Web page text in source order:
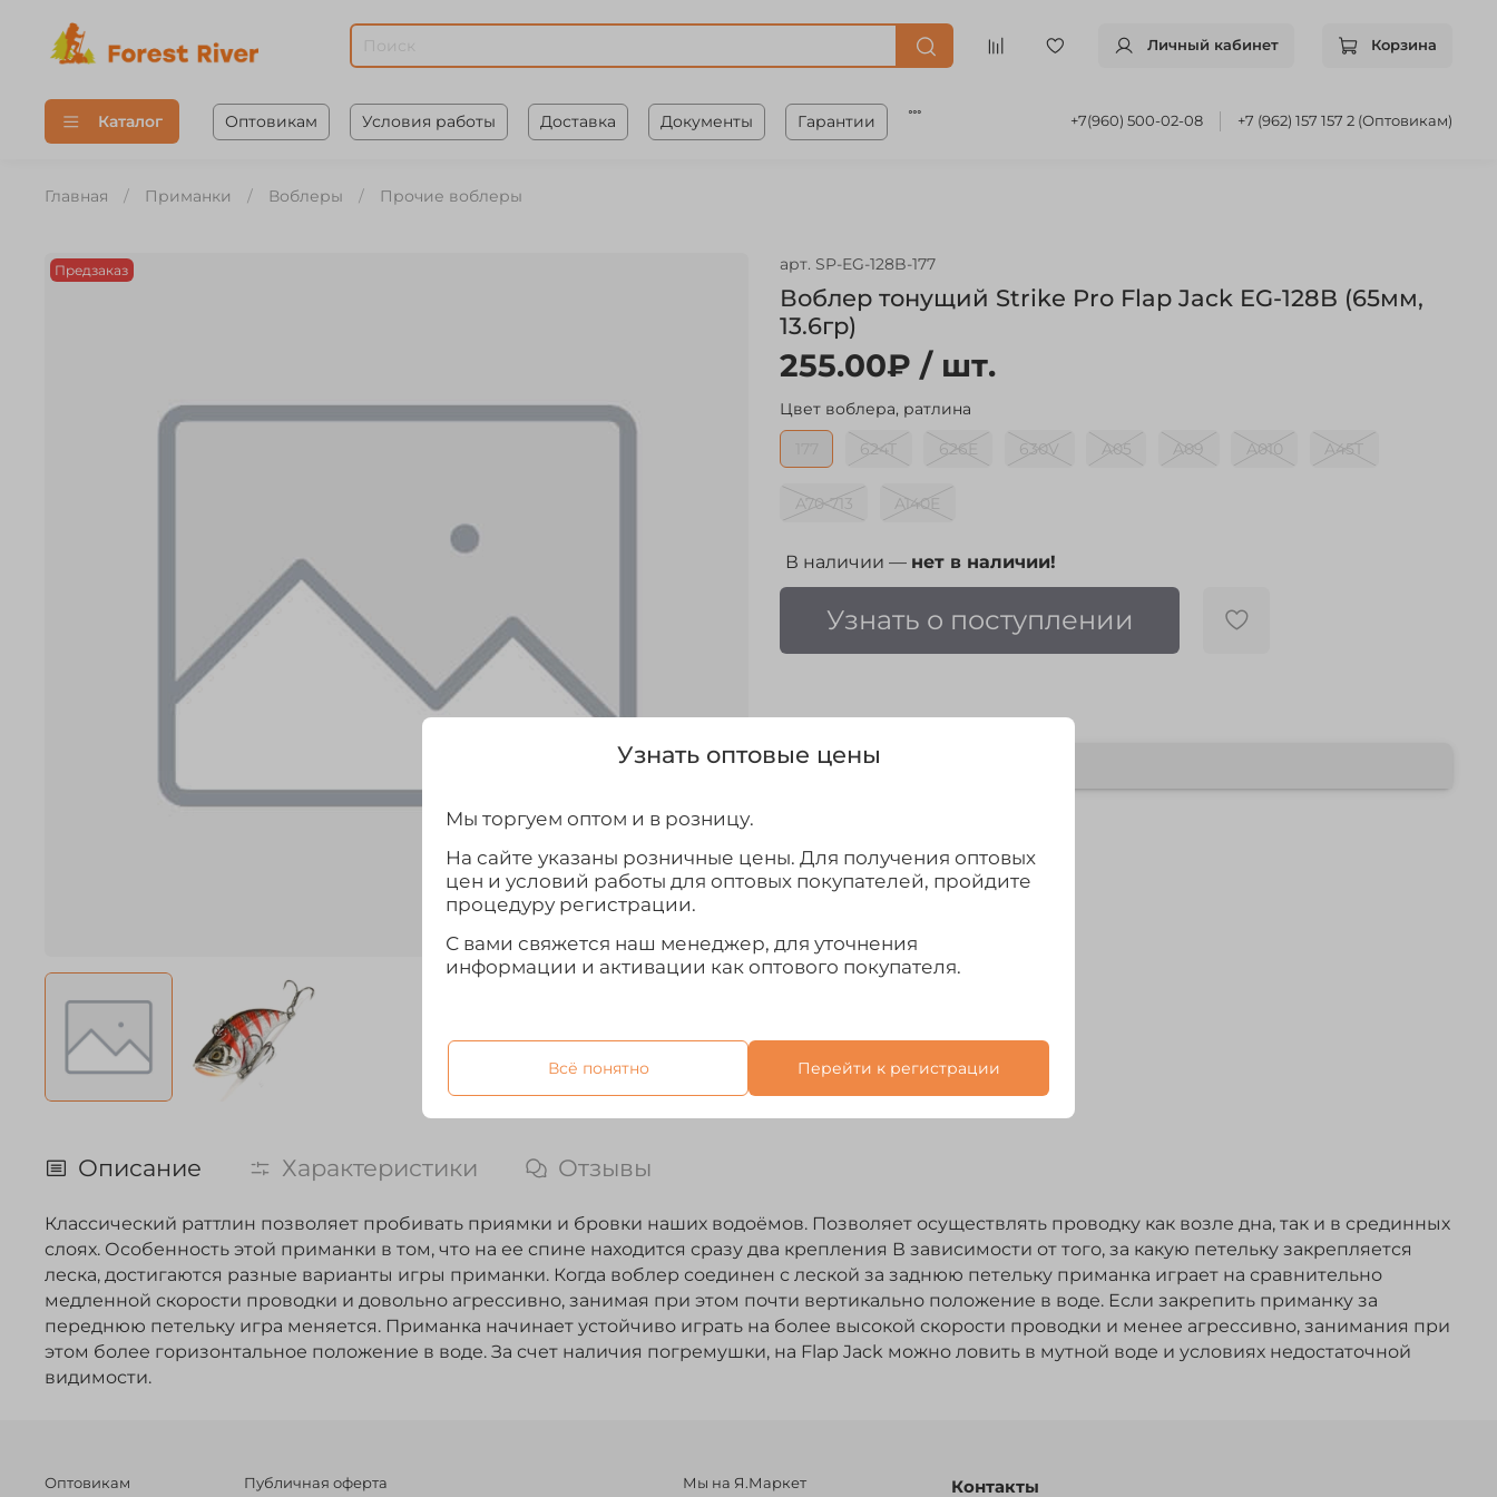
Личный кабинет Корзина
Каталог Оптовикам Условия работы Доставка Документы Гарантии +7(960) 500-02-08 +7 (962) 157 157 2 (Оптовикам)
Главная Приманки Воблеры Прочие воблеры
Предзаказ арт. SP-EG-128B-177
Воблер тонущий Strike Pro Flap Jack EG-128B (65мм,
13.6гр)
255.00₽ / шт.
В наличии — нет в наличии!
Узнать о поступлении
Цвет воблера, ратлина
624T 626E 630V A05 A09 A010 A45T
A70-713 A140E
Выбрать
Описание Характеристики Отзывы
Классический раттлин позволяет пробивать приямки и бровки наших водоёмов. Позволяет осуществлять проводку как возле дна, так и в срединных
слоях. Особенность этой приманки в том, что на ее спине находится сразу два крепления В зависимости от того, за какую петельку закрепляется
леска, достигаются разные варианты игры приманки. Когда воблер соединен с леской за заднюю петельку приманка играет на сравнительно
медленной скорости проводки и довольно агрессивно, занимая при этом почти вертикально положение в воде. Если закрепить приманку за
переднюю петельку игра меняется. Приманка начинает устойчиво играть на более высокой скорости проводки и менее агрессивно, занимания при
этом более горизонтальное положение в воде. За счет наличия погремушки, на Flap Jack можно ловить в мутной воде и условиях недостаточной
видимости.
Оптовикам Публичная оферта Мы на Я.Маркет Контакты
Узнать оптовые цены
Мы торгуем оптом и в розницу.
На сайте указаны розничные цены. Для получения оптовых
цен и условий работы для оптовых покупателей, пройдите
процедуру регистрации.
С вами свяжется наш менеджер, для уточнения
информации и активации как оптового покупателя.
Всё понятно Перейти к регистрации